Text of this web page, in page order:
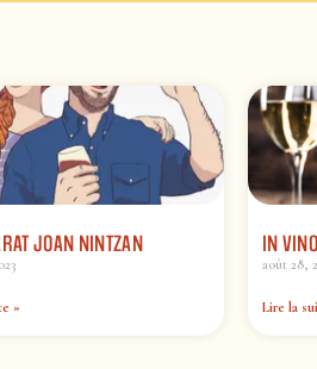
JOAN NINTZAN
»
IN
août 28,
Lire la